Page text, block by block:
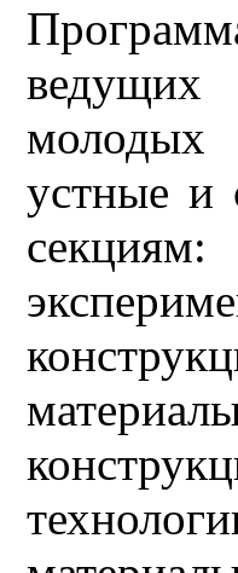
ведущих
молодых
устные и